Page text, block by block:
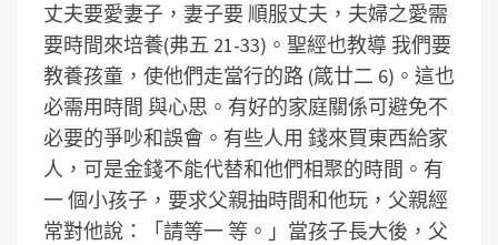
丈夫要愛妻子，妻子要 順服丈夫，夫婦之愛需
要時間來培養(弗五 21-33)。聖經也教導 我們要
教養孩童，使他們走當行的路 (箴廿二 6)。這也
必需用時間 與心思。有好的家庭關係可避免不
必要的爭吵和誤會。有些人用 錢來買東西給家
人，可是金錢不能代替和他們相聚的時間。有
一 個小孩子，要求父親抽時間和他玩，父親經
常對他說：「請等一 等。」當孩子長大後，父